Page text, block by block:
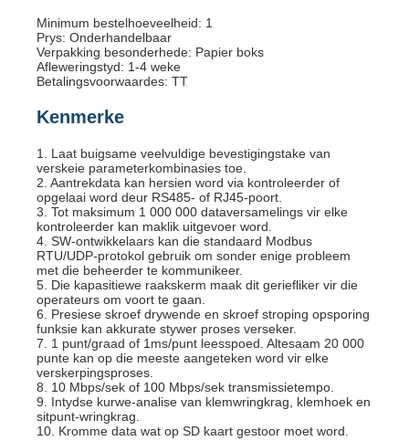
Minimum bestelhoeveelheid: 1
Prys: Onderhandelbaar
Verpakking besonderhede: Papier boks
Afleweringstyd: 1-4 weke
Betalingsvoorwaardes: TT
Kenmerke
1. Laat buigsame veelvuldige bevestigingstake van
verskeie parameterkombinasies toe.
2. Aantrekdata kan hersien word via kontroleerder of
opgelaai word deur RS485- of RJ45-poort.
3. Tot maksimum 1 000 000 dataversamelings vir elke
kontroleerder kan maklik uitgevoer word.
4. SW-ontwikkelaars kan die standaard Modbus
RTU/UDP-protokol gebruik om sonder enige probleem
met die beheerder te kommunikeer.
5. Die kapasitiewe raakskerm maak dit geriefliker vir die
operateurs om voort te gaan.
6. Presiese skroef drywende en skroef stroping opsporing
funksie kan akkurate stywer proses verseker.
7. 1 punt/graad of 1ms/punt leesspoed. Altesaam 20 000
punte kan op die meeste aangeteken word vir elke
verskerpingsproses.
8. 10 Mbps/sek of 100 Mbps/sek transmissietempo.
9. Intydse kurwe-analise van klemwringkrag, klemhoek en
sitpunt-wringkrag.
10. Kromme data wat op SD kaart gestoor moet word.